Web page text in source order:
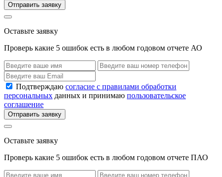
Отправить заявку
Оставьте заявку
Проверь какие 5 ошибок есть в любом годовом отчете АО
Подтверждаю согласие с правилами обработки
персональных данных и принимаю пользовательское
соглашение
Отправить заявку
Оставьте заявку
Проверь какие 5 ошибок есть в любом годовом отчете ПАО